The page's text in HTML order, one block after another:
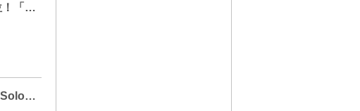
BTS(防弾少年団)、FAN N STARのグループランキングで30週連続１位！「名誉の殿堂」入りへ！
BTS、イム・ヨンウンが「2023 TMA」FAN N STAR Choice Group、Solo部門受賞へ！